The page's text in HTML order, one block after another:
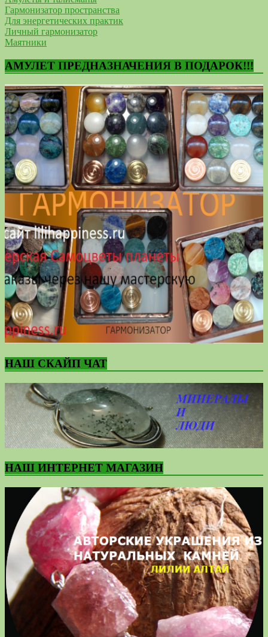
Гармонизатор пространства
Для энергетических практик
Личный гармонизатор
Маятники
АМУЛЕТ ПРЕДНАЗНАЧЕНИЯ В ПОДАРОК!!!
НАШ СКАЙП ЧАТ
НАШ ИНТЕРНЕТ МАГАЗИН